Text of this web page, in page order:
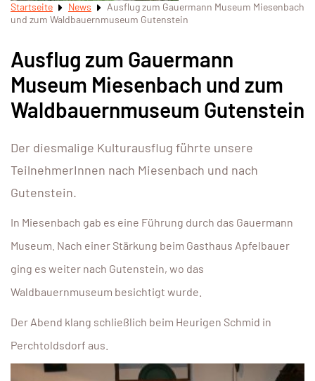
Startseite News
Ausflug zum Gauermann Museum Miesenbach
und zum Waldbauernmuseum Gutenstein
Ausflug zum Gauermann
Museum Miesenbach und zum
Waldbauernmuseum Gutenstein
Der diesmalige Kulturausflug führte unsere
TeilnehmerInnen nach Miesenbach und nach
Gutenstein.
In Miesenbach gab es eine Führung durch das Gauermann
Museum. Nach einer Stärkung beim Gasthaus Apfelbauer
ging es weiter nach Gutenstein, wo das
Waldbauernmuseum besichtigt wurde.
Der Abend klang schließlich beim Heurigen Schmid in
Perchtoldsdorf aus.